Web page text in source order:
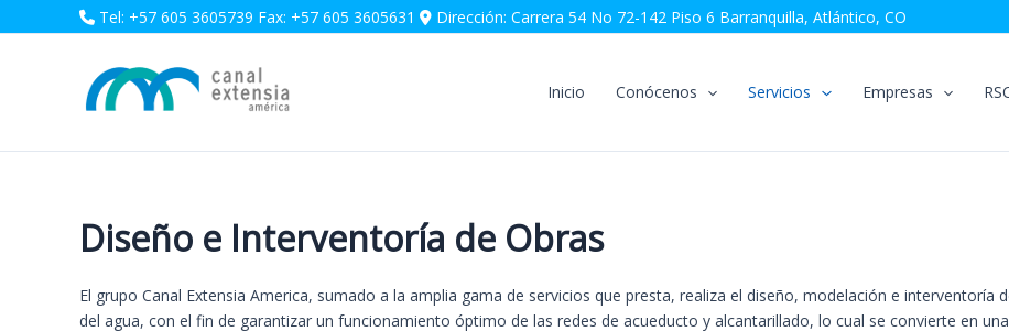
al
Tel: +57 605 3605739 Fax: +57 605 3605631 Dirección: Carrera 54 No 72-142 Piso 6 Barranquilla, Atlántico, CO
Inicio Conócenos Servicios Empresas
Diseño e Interventorí­a de Obras
El grupo Canal Extensia America, sumado a la amplia gama de servicios que presta, realiza el diseño, modelación e interventoría
del agua, con el fin de garantizar un funcionamiento óptimo de las redes de acueducto y alcantarillado, lo cual se convierte en